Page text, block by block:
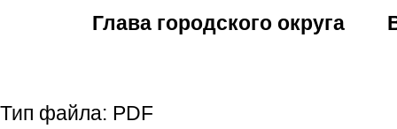
Глава городского округа
Тип файла: PDF